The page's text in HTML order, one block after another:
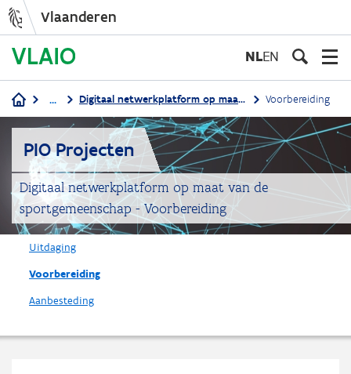
inhoud
gaan
Vlaanderen
NLEN
Kruimelpad
... Digitaal netwerkplatform op maat van de sportgemeenschap Voorbereiding
PIO Projecten
Digitaal netwerkplatform op maat van de
sportgemeenschap - Voorbereiding
Uitdaging
Voorbereiding
Aanbesteding